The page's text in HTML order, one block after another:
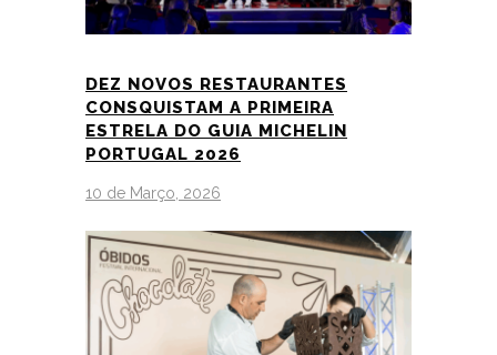
DEZ NOVOS RESTAURANTES
CONSQUISTAM A PRIMEIRA
ESTRELA DO GUIA MICHELIN
PORTUGAL 2026
10 de Março, 2026